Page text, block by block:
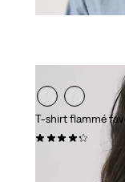
T-shirt flammé
(55)